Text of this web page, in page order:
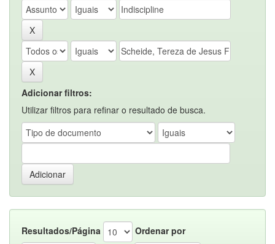
Adicionar filtros:
Utilizar filtros para refinar o resultado de busca.
Resultados/Página
Ordenar por